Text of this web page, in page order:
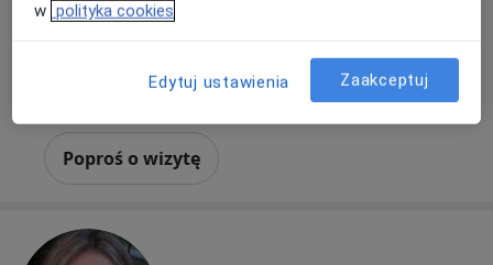
Szewska 81/2, Wrocław
Konsultacja dermatologiczna
Specjalista nie oferuje umawiania online pod tym adresem.
Poproś o wizytę
w polityka cookies
Edytuj ustawienia Zaakceptuj